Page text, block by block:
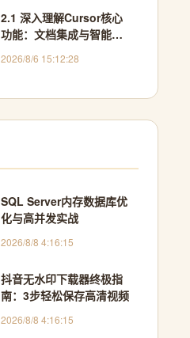
2.1 深入理解Cursor核心
功能：文档集成与智能交
2026/8/6 15:12:28
SQL Server内存数据库优
化与高并发实战
2026/8/8 4:16:15
抖音无水印下载器终极指
南：3步轻松保存高清视频
2026/8/8 4:16:15